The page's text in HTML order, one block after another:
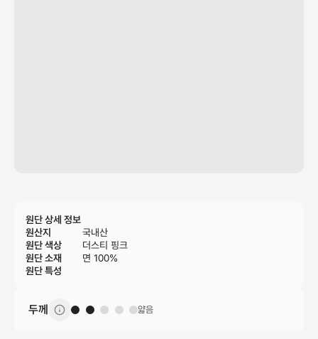
원단 상세 정보
원산지
국내산
원단 색상
더스티 핑크
원단 소재
면 100%
원단 특성
두께 얇음